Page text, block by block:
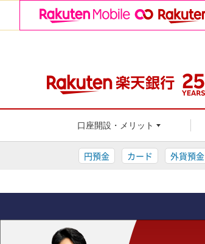
楽天銀行
口座開設・メリット
円預金 カード 外貨預金